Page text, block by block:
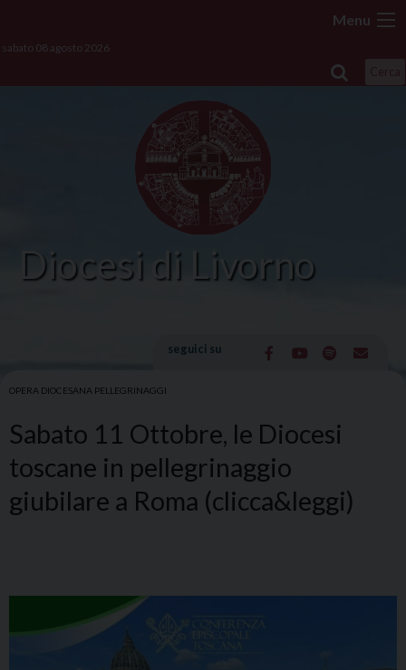
content
Menu
sabato 08 agosto 2026
Diocesi di Livorno
seguici su
OPERA DIOCESANA PELLEGRINAGGI
Sabato 11 Ottobre, le Diocesi
toscane in pellegrinaggio
giubilare a Roma (clicca&leggi)